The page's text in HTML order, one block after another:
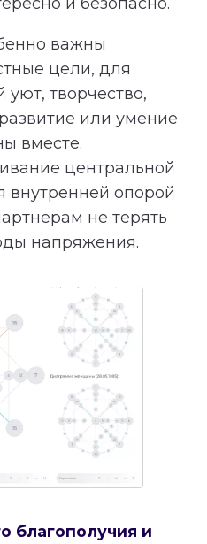
важны
цели, для
творчество,
или умение
вместе.
центральной
внутренней опорой
не терять
напряжения.
благополучия и